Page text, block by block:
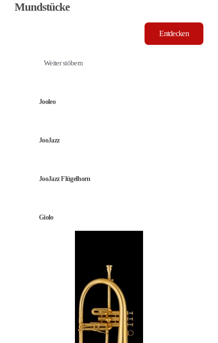
Mundstücke
Entdecken
Weiter stöbern
Jooleo
JooJazz
JooJazz Flügelhorn
Giolo